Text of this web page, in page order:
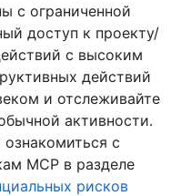
с ограниченной
доступ к проекту/
с высоким
действий
и отслеживайте
активности.
с
MCP в разделе
рисков